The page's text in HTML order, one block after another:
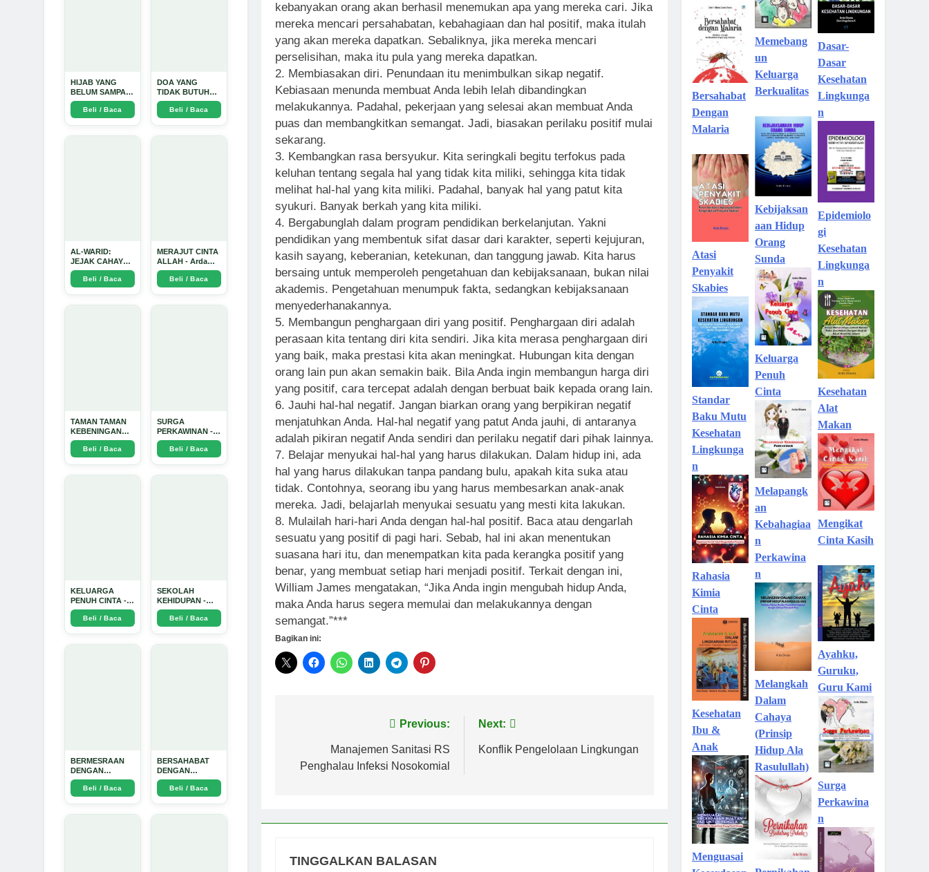
HIJAB YANG
BELUM SAMPAI
KE HATI: Ketika
Cinta Seorang
Ustadz Menjadi
Beli / Baca
DOA YANG
TIDAK BUTUH
SINYAL: Kisah
Tiga Jiwa yang
Tersesat di Era AI
Beli / Baca
AL-WARID:
JEJAK CAHAYA
DI ANTARA DUA
ZAMAN - Arda
Dinata
Beli / Baca
MERAJUT CINTA
ALLAH - Arda
Dinata
Beli / Baca
TAMAN TAMAN
KEBENINGAN
HATI - Arda
DinataBeli / Baca
SURGA
PERKAWINAN -
Arda Dinata
Beli / Baca
KELUARGA
PENUH CINTA -
Arda Dinata
Beli / Baca
SEKOLAH
KEHIDUPAN -
Arda Dinata
Beli / Baca
BERMESRAAN
DENGAN
KEBAIKAN - Arda
DinataBeli / Baca
BERSAHABAT
DENGAN
NYAMUK: Jurus
Jitu Atasi
Penyakit
Beli / Baca
kebanyakan orang akan berhasil menemukan apa yang mereka cari. Jika
mereka mencari persahabatan, kebahagiaan dan hal positif, maka itulah
yang akan mereka dapatkan. Sebaliknya, jika mereka mencari
perselisihan, maka itu pula yang mereka dapatkan.
2. Membiasakan diri. Penundaan itu menimbulkan sikap negatif.
Kebiasaan menunda membuat Anda lebih lelah dibandingkan
melakukannya. Padahal, pekerjaan yang selesai akan membuat Anda
puas dan membangkitkan semangat. Jadi, biasakan perilaku positif mulai
sekarang.
3. Kembangkan rasa bersyukur. Kita seringkali begitu terfokus pada
keluhan tentang segala hal yang tidak kita miliki, sehingga kita tidak
melihat hal-hal yang kita miliki. Padahal, banyak hal yang patut kita
syukuri. Banyak berkah yang kita miliki.
4. Bergabunglah dalam program pendidikan berkelanjutan. Yakni
pendidikan yang membentuk sifat dasar dari karakter, seperti kejujuran,
kasih sayang, keberanian, ketekunan, dan tanggung jawab. Kita harus
bersaing untuk memperoleh pengetahuan dan kebijaksanaan, bukan nilai
akademis. Pengetahuan menumpuk fakta, sedangkan kebijaksanaan
menyederhanakannya.
5. Membangun penghargaan diri yang positif. Penghargaan diri adalah
perasaan kita tentang diri kita sendiri. Jika kita merasa penghargaan diri
yang baik, maka prestasi kita akan meningkat. Hubungan kita dengan
orang lain pun akan semakin baik. Bila Anda ingin membangun harga diri
yang positif, cara tercepat adalah dengan berbuat baik kepada orang lain.
6. Jauhi hal-hal negatif. Jangan biarkan orang yang berpikiran negatif
menjatuhkan Anda. Hal-hal negatif yang patut Anda jauhi, di antaranya
adalah pikiran negatif Anda sendiri dan perilaku negatif dari pihak lainnya.
7. Belajar menyukai hal-hal yang harus dilakukan. Dalam hidup ini, ada
hal yang harus dilakukan tanpa pandang bulu, apakah kita suka atau
tidak. Contohnya, seorang ibu yang harus membesarkan anak-anak
mereka. Jadi, belajarlah menyukai sesuatu yang mesti kita lakukan.
8. Mulailah hari-hari Anda dengan hal-hal positif. Baca atau dengarlah
sesuatu yang positif di pagi hari. Sebab, hal ini akan menentukan
suasana hari itu, dan menempatkan kita pada kerangka positif yang
benar, yang membuat setiap hari menjadi positif. Terkait dengan ini,
William James mengatakan, “Jika Anda ingin mengubah hidup Anda,
maka Anda harus segera memulai dan melakukannya dengan
semangat.”***
Bagikan ini:
Previous:
Manajemen Sanitasi RS
Penghalau Infeksi Nosokomial
Next:
Konflik Pengelolaan Lingkungan
TINGGALKAN BALASAN
Bersahabat
Dengan
Malaria
Atasi
Penyakit
Skabies
Standar
Baku Mutu
Kesehatan
Lingkunga
n
Rahasia
Kimia
Cinta
Kesehatan
Ibu &
Anak
Menguasai
Memebang
un
Keluarga
Berkualitas
Kebijaksan
aan Hidup
Orang
Sunda
Keluarga
Penuh
Cinta
Melapangk
an
Kebahagiaa
n
Perkawina
n
Melangkah
Dalam
Cahaya
(Prinsip
Hidup Ala
Rasulullah)
Dasar-
Dasar
Kesehatan
Lingkunga
n
Epidemiolo
gi
Kesehatan
Lingkunga
n
Kesehatan
Alat
Makan
Mengikat
Cinta Kasih
Ayahku,
Guruku,
Guru Kami
Surga
Perkawina
n